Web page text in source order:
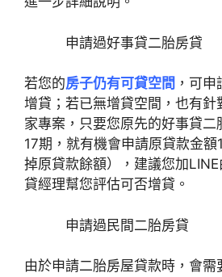
申請過好事貸二胎房貸
若您的房子仍有可貸空間 ，可
增貸；若已無增貸空間，也有針
家專案，只要您原先的好事貸二
17期，就有機會申請原貸款金額
掉原貸款餘額），建議您加
貸經理幫您評估可否增貸。
申請過民間二胎房貸
由於申請二胎房屋貸款時，會需